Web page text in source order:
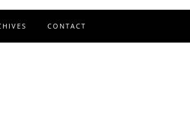
CONTACT